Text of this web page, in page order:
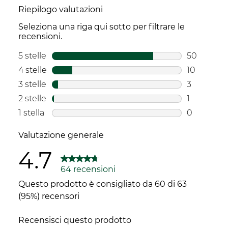
ogni utilizzo.
Formato: Confezione 100.00 GR.
Riepilogo valutazioni
Seleziona una riga qui sotto per filtrare le
recensioni.
5 stelle stelle
50
50
4 stelle stelle
10
10
3 stelle stelle
3
3
2 stelle stelle
1
1
1 stella stelle
0
Valutazione generale
4.7
64 recensioni
Questo prodotto è consigliato da 60 di 63
(95%) recensori
Recensisci questo prodotto